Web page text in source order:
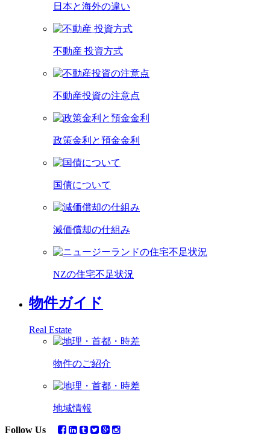
日本と海外の違い
不動産 投資方式
不動産投資の注意点
政策金利と預金金利
国債について
減価償却の仕組み
NZの住宅不足状況
物件ガイド
Real Estate
物件のご紹介
地域情報
Follow Us